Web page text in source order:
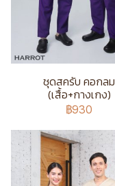
ชุดสครับ คอกลม
(เสื้อ+กางเกง)
฿930